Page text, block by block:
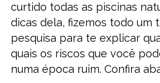
curtido todas as piscinas
dicas dela, fizemos todo um
pesquisa para te explicar
quais os riscos que você
numa época ruim. Confira